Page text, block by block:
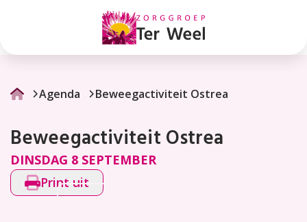
Beweegactiviteit
Agenda Beweegactiviteit Ostrea
Beweegactiviteit Ostrea
DINSDAG 8 SEPTEMBER
Print uit